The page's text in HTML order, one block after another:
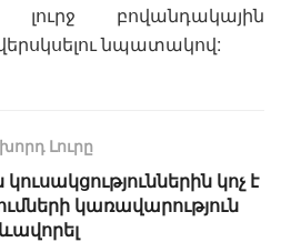
լուրջ բովանդակային
նպատակով:
Լուրը
կոչ է
կառավարություն